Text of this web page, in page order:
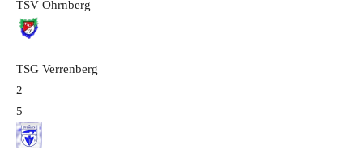
TSV Ohrnberg
TSG Verrenberg
2
5